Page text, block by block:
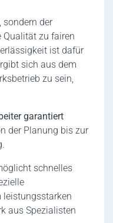
sondern der
Qualität zu fairen
ist dafür
sich aus dem
zu sein,
garantiert
der Planung bis zur
schnelles
leistungsstarken
aus Spezialisten